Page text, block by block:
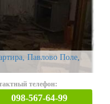
Павлово Поле,
телефон:
098-567-64-99